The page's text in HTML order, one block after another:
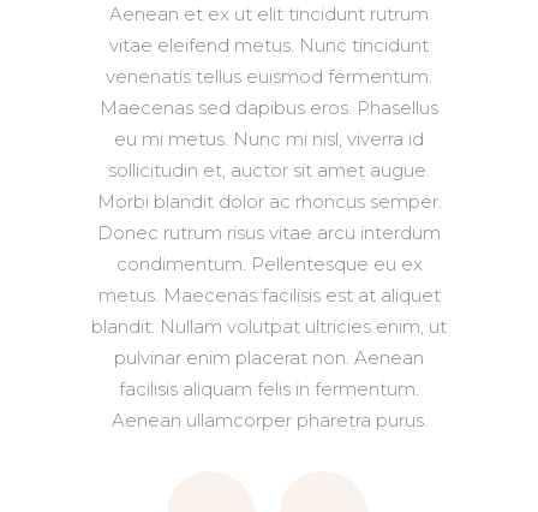
Aenean et ex ut elit tincidunt rutrum
vitae eleifend metus. Nunc tincidunt
venenatis tellus euismod fermentum.
Maecenas sed dapibus eros. Phasellus
eu mi metus. Nunc mi nisl, viverra id
sollicitudin et, auctor sit amet augue.
Morbi blandit dolor ac rhoncus semper.
Donec rutrum risus vitae arcu interdum
condimentum. Pellentesque eu ex
metus. Maecenas facilisis est at aliquet
blandit. Nullam volutpat ultricies enim, ut
pulvinar enim placerat non. Aenean
facilisis aliquam felis in fermentum.
Aenean ullamcorper pharetra purus.